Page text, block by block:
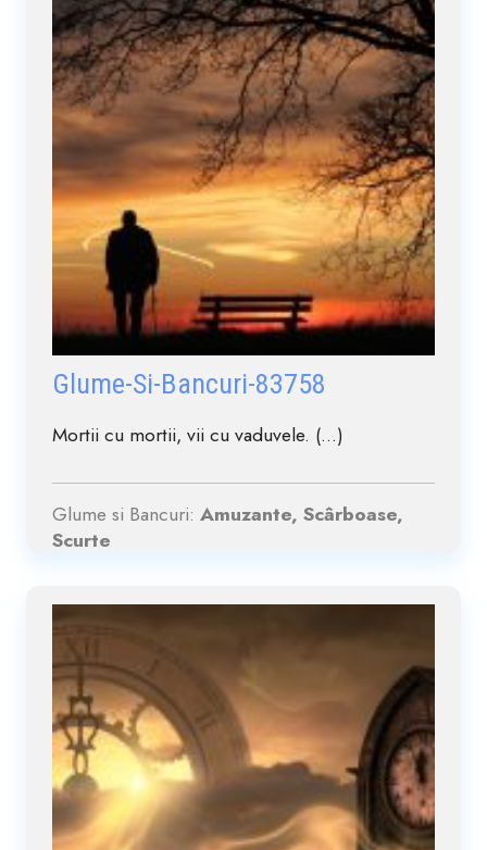
Glume-Si-Bancuri-83758
Mortii cu mortii, vii cu vaduvele. (...)
Glume si Bancuri: Amuzante, Scârboase,
Scurte